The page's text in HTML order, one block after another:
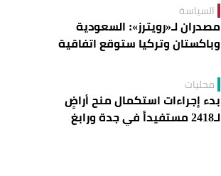
السياسة
مصدران لـ«رويترز»: السعودية
وباكستان وتركيا ستوقع اتفاقية
محليات
بدء إجراءات استكمال منح أراضٍ
لـ2418 مستفيداً في جدة ورابغ